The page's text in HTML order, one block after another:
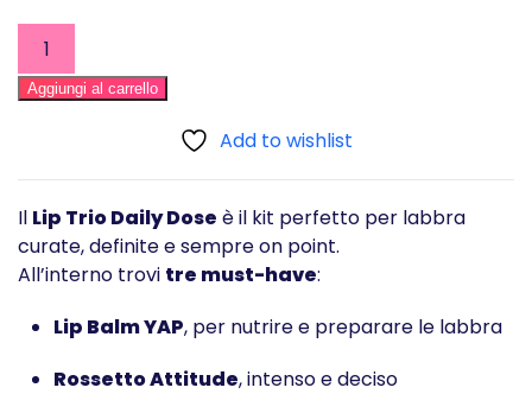
€14.70.€9.90.
Labbra
Completo
Trio
con
Balsamo
e
quantità
Aggiungi al carrello
Add to wishlist
Il Lip Trio Daily Dose è il kit perfetto per labbra
curate, definite e sempre on point.
All’interno trovi tre must-have:
Lip Balm YAP, per nutrire e preparare le labbra
Rossetto Attitude, intenso e deciso